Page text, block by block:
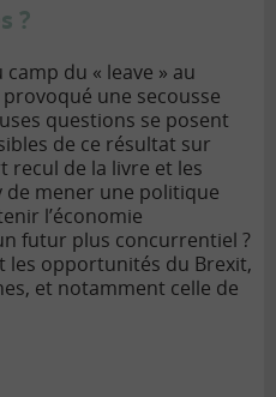
?
du « leave » au
une secousse
questions se posent
de ce résultat sur
recul de la livre et les
de mener une politique
l’économie
futur plus concurrentiel ?
les opportunités du Brexit,
et notamment celle de